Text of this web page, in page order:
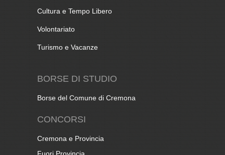
Cultura e Tempo Libero
Volontariato
Turismo e Vacanze
BORSE DI STUDIO
Borse del Comune di Cremona
CONCORSI
Cremona e Provincia
Fuori Provincia